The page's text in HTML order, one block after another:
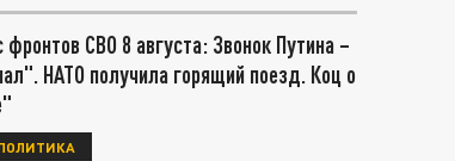
фронтов СВО 8 августа: Звонок Путина –
НАТО получила горящий поезд. Коц о